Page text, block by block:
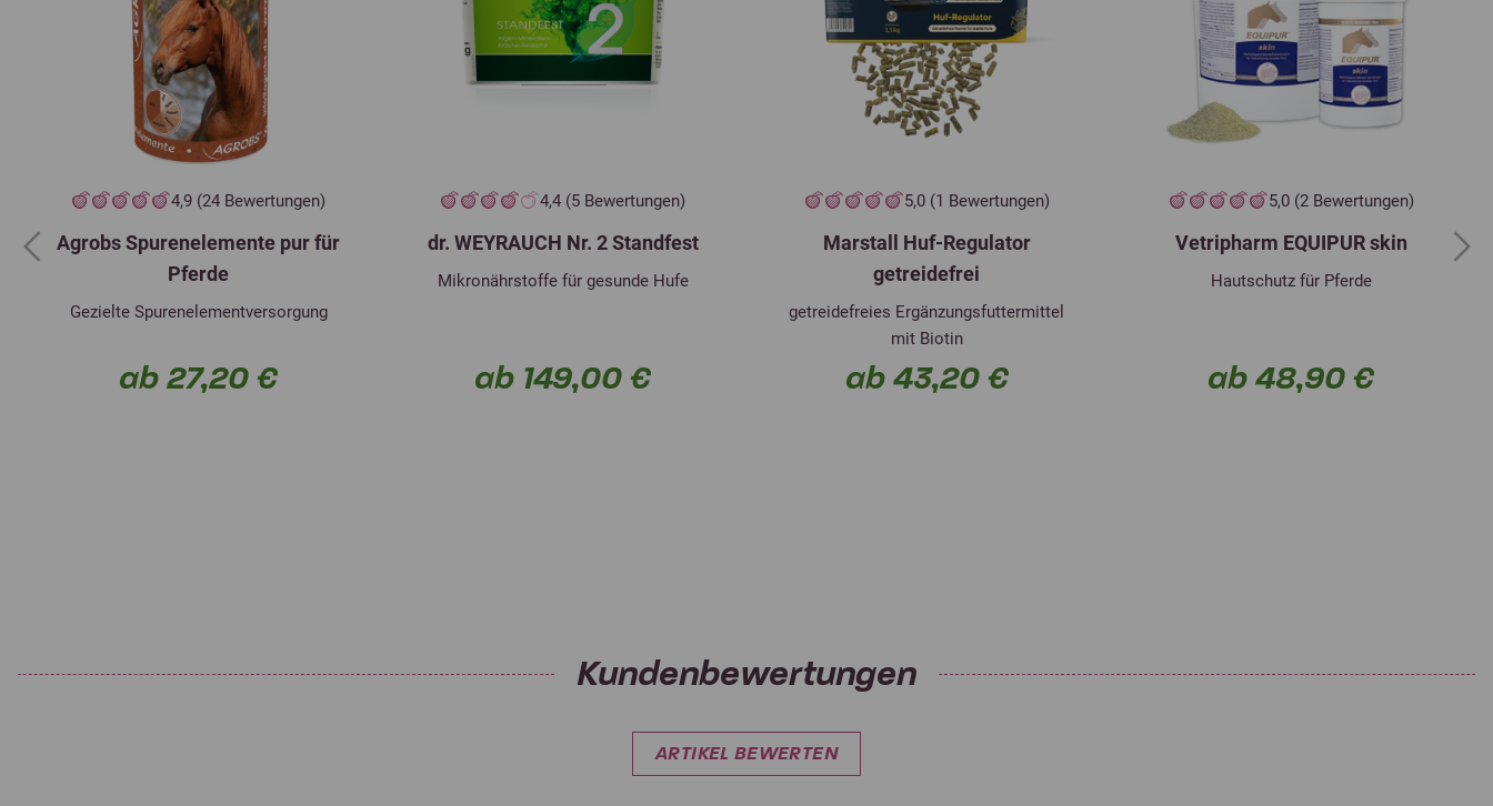
4,9 (24 Bewertungen)
Agrobs Spurenelemente pur für
Pferde
Gezielte Spurenelementversorgung
ab 27,20 €
4,4 (5 Bewertungen)
dr. WEYRAUCH Nr. 2 Standfest
Mikronährstoffe für gesunde Hufe
ab 149,00 €
5,0 (1 Bewertungen)
Marstall Huf-Regulator
getreidefrei
getreidefreies Ergänzungsfuttermittel
mit Biotin
ab 43,20 €
5,0 (2 Bewertungen)
Vetripharm EQUIPUR skin
Hautschutz für Pferde
ab 48,90 €
Previous Next
Kundenbewertungen
ARTIKEL BEWERTEN